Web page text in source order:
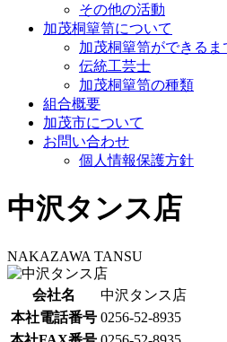
その他の活動
加茂桐簞笥について
加茂桐簞笥ができるま
伝統工芸士
加茂桐簞笥の種類
組合概要
加茂市について
お問い合わせ
個人情報保護方針
中沢タンス店
NAKAZAWA TANSU
会社名
中沢タンス店
本社電話番号 0256-52-8935